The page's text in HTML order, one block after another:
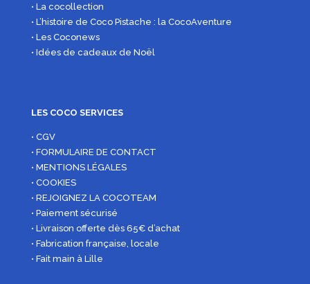
• La cocollection
• L’histoire de Coco Pistache : la CocoAventure
• Les Coconews
• Idées de cadeaux de Noël
LES COCO SERVICES
• CGV
• FORMULAIRE DE CONTACT
• MENTIONS LÉGALES
• COOKIES
• REJOIGNEZ LA COCOTEAM
• Paiement sécurisé
• Livraison offerte dès 65€ d’achat
• Fabrication française, locale
• Fait main à Lille